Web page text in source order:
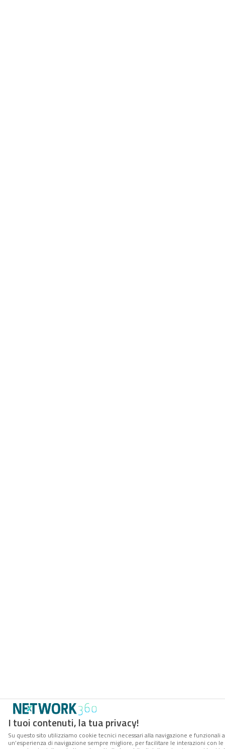
I tuoi contenuti, la tua privacy!
Su questo sito utilizziamo cookie tecnici necessari alla navigazione e
un’esperienza di navigazione sempre migliore, per facilitare le interazioni con